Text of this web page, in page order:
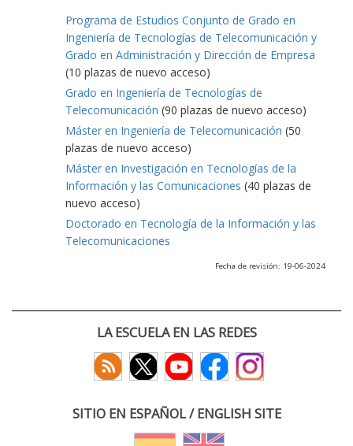
Programa de Estudios Conjunto de Grado en
Ingeniería de Tecnologías de Telecomunicación y
Grado en Administración y Dirección de Empresa
(10 plazas de nuevo acceso)
Grado en Ingeniería de Tecnologías de
Telecomunicación (90 plazas de nuevo acceso)
Máster en Ingeniería de Telecomunicación (50
plazas de nuevo acceso)
Máster en Investigación en Tecnologías de la
Información y las Comunicaciones (40 plazas de
nuevo acceso)
Doctorado en Tecnología de la Información y las
Telecomunicaciones
Fecha de revisión: 19-06-2024
LA ESCUELA EN LAS REDES
SITIO EN ESPAÑOL / ENGLISH SITE